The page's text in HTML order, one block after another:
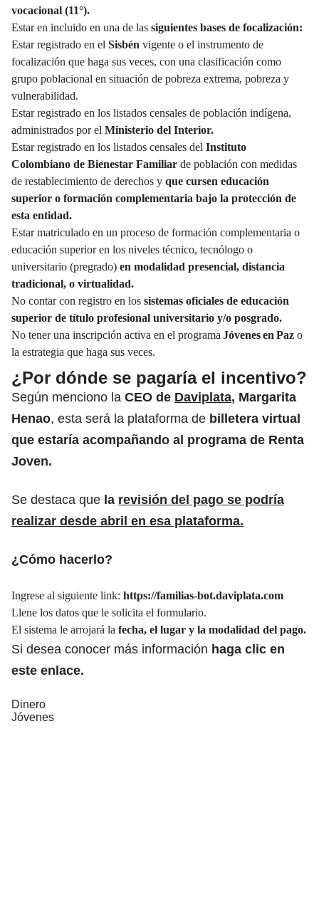
vocacional (11°).
Estar en incluido en una de las siguientes bases de focalización:
Estar registrado en el Sisbén vigente o el instrumento de
focalización que haga sus veces, con una clasificación como
grupo poblacional en situación de pobreza extrema, pobreza y
vulnerabilidad.
Estar registrado en los listados censales de población indígena,
administrados por el Ministerio del Interior.
Estar registrado en los listados censales del Instituto
Colombiano de Bienestar Familiar de población con medidas
de restablecimiento de derechos y que cursen educación
superior o formación complementaria bajo la protección de
esta entidad.
Estar matriculado en un proceso de formación complementaria o
educación superior en los niveles técnico, tecnólogo o
universitario (pregrado) en modalidad presencial, distancia
tradicional, o virtualidad.
No contar con registro en los sistemas oficiales de educación
superior de título profesional universitario y/o posgrado.
No tener una inscripción activa en el programa Jóvenes en Paz o
la estrategia que haga sus veces.
¿Por dónde se pagaría el incentivo?
Según menciono la CEO de Daviplata, Margarita
Henao, esta será la plataforma de billetera virtual
que estaría acompañando al programa de Renta
Joven.
Se destaca que la revisión del pago se podría
realizar desde abril en esa plataforma.
¿Cómo hacerlo?
Ingrese al siguiente link: https://familias-bot.daviplata.com
Llene los datos que le solicita el formulario.
El sistema le arrojará la fecha, el lugar y la modalidad del pago.
Si desea conocer más información haga clic en
este enlace.
Dinero
Jóvenes